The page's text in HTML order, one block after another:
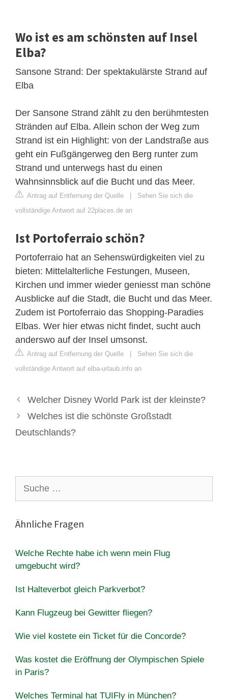
Wo ist es am schönsten auf Insel
Elba?
Sansone Strand: Der spektakulärste Strand auf
Elba
Der Sansone Strand zählt zu den berühmtesten
Stränden auf Elba. Allein schon der Weg zum
Strand ist ein Highlight: von der Landstraße aus
geht ein Fußgängerweg den Berg runter zum
Strand und unterwegs hast du einen
Wahnsinnsblick auf die Bucht und das Meer.
Antrag auf Entfernung der Quelle | Sehen Sie sich die
vollständige Antwort auf 22places.de an
Ist Portoferraio schön?
Portoferraio hat an Sehenswürdigkeiten viel zu
bieten: Mittelalterliche Festungen, Museen,
Kirchen und immer wieder geniesst man schöne
Ausblicke auf die Stadt, die Bucht und das Meer.
Zudem ist Portoferraio das Shopping-Paradies
Elbas. Wer hier etwas nicht findet, sucht auch
anderswo auf der Insel umsonst.
Antrag auf Entfernung der Quelle | Sehen Sie sich die
vollständige Antwort auf elba-urlaub.info an
Welcher Disney World Park ist der kleinste?
Welches ist die schönste Großstadt
Deutschlands?
nach:
Ähnliche Fragen
Welche Rechte habe ich wenn mein Flug
umgebucht wird?
Ist Halteverbot gleich Parkverbot?
Kann Flugzeug bei Gewitter fliegen?
Wie viel kostete ein Ticket für die Concorde?
Was kostet die Eröffnung der Olympischen Spiele
in Paris?
Welches Terminal hat TUIFly in München?